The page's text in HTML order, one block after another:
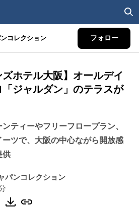
コレクション フォロー
ズホテル大阪】オールデイ
ジャルダン」のテラスが
ティーやフリーフロープラン、
ツで、大阪の中心ながら開放感
供
パンコレクション